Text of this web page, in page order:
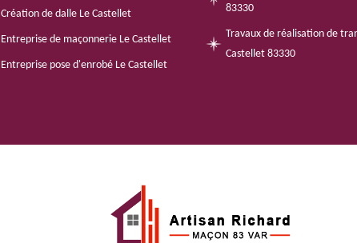
Création de dalle Le Castellet
Entreprise de maçonnerie Le Castellet
Entreprise pose d'enrobé Le Castellet
83330
Travaux de réalisation de
Castellet 83330